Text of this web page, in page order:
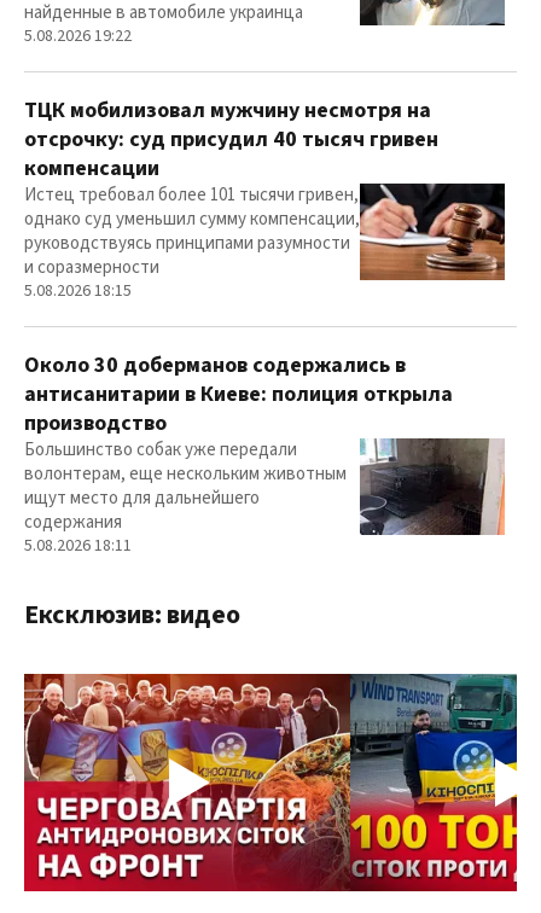
найденные в автомобиле украинца
5.08.2026 19:22
ТЦК мобилизовал мужчину несмотря на
отсрочку: суд присудил 40 тысяч гривен
компенсации
Истец требовал более 101 тысячи гривен,
однако суд уменьшил сумму компенсации,
руководствуясь принципами разумности
и соразмерности
5.08.2026 18:15
Около 30 доберманов содержались в
антисанитарии в Киеве: полиция открыла
производство
Большинство собак уже передали
волонтерам, еще нескольким животным
ищут место для дальнейшего
содержания
5.08.2026 18:11
Ексклюзив: видео